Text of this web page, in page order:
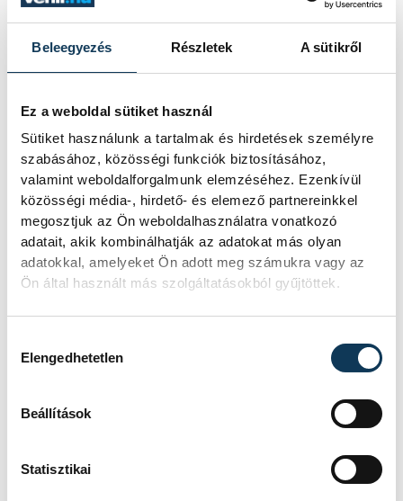
Beleegyezés Részletek A sütikről
Ez a weboldal sütiket használ
Sütiket használunk a tartalmak és hirdetések személyre
szabásához, közösségi funkciók biztosításához,
valamint weboldalforgalmunk elemzéséhez. Ezenkívül
közösségi média-, hirdető- és elemező partnereinkkel
megosztjuk az Ön weboldalhasználatra vonatkozó
adatait, akik kombinálhatják az adatokat más olyan
adatokkal, amelyeket Ön adott meg számukra vagy az
Ön által használt más szolgáltatásokból gyűjtöttek.
Elengedhetetlen
Beállítások
Statisztikai
A 35. jubileum egyben lehetőség is volt a
város részéről a hála kifejezésére: nem
véletlen, hogy a Csolnoky
Mozgásművészeti Stúdió idén megkapta a
Gizella-díjat, Veszprém egyik
legjelentősebb városi kitüntetését. A díj
nevelő és értékteremtő munkának,
amelyet a stúdió évtizedek óta folytat a
városban.